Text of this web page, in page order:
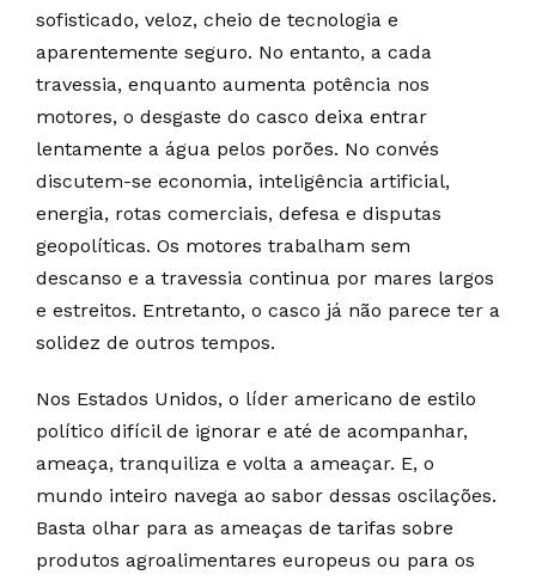
sofisticado, veloz, cheio de tecnologia e
aparentemente seguro. No entanto, a cada
travessia, enquanto aumenta potência nos
motores, o desgaste do casco deixa entrar
lentamente a água pelos porões. No convés
discutem-se economia, inteligência artificial,
energia, rotas comerciais, defesa e disputas
geopolíticas. Os motores trabalham sem
descanso e a travessia continua por mares largos
e estreitos. Entretanto, o casco já não parece ter a
solidez de outros tempos.
Nos Estados Unidos, o líder americano de estilo
político difícil de ignorar e até de acompanhar,
ameaça, tranquiliza e volta a ameaçar. E, o
mundo inteiro navega ao sabor dessas oscilações.
Basta olhar para as ameaças de tarifas sobre
produtos agroalimentares europeus ou para os